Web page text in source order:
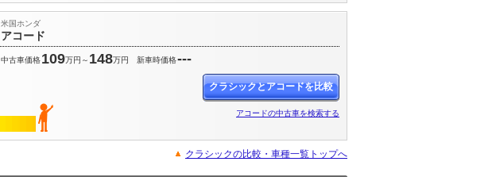
アコード
米国ホンダ
中古車価格109万円～ 148万円 新車時価格---
クラシックとアコードを比較
アコードの中古車を検索する
クラシックの比較・車種一覧トップへ